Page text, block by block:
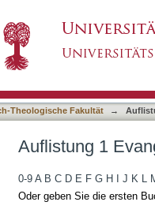
Theologische Fakultät →
Auflistung 1
0-9 A B C D E F G H J K L
Oder geben Sie die ersten